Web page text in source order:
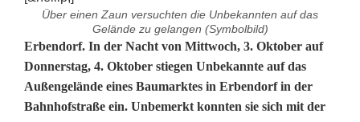
Über einen Zaun versuchten die Unbekannten auf das
Gelände zu gelangen (Symbolbild)
D
i
e
Erbendorf. In der Nacht von Mittwoch, 3. Oktober auf
Donnerstag, 4. Oktober stiegen Unbekannte auf das
Außengelände eines Baumarktes in Erbendorf in der
Bahnhofstraße ein. Unbemerkt konnten sie sich mit der